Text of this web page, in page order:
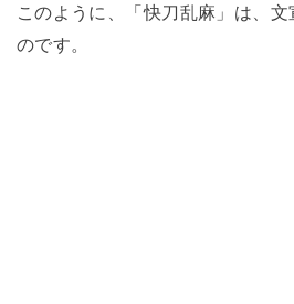
このように、「快刀乱麻」は、
のです。